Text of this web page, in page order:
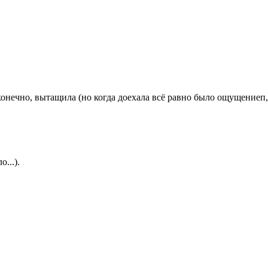
вытащила (но когда доехала всё равно было